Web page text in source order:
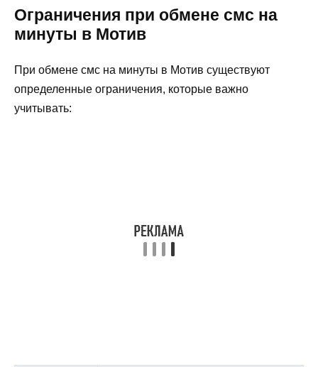
Ограничения при обмене смс на
минуты в Мотив
При обмене смс на минуты в Мотив существуют
определенные ограничения, которые важно
учитывать: